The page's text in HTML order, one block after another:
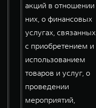
акций в отношении
них, о финансовых
услугах, связанных
с приобретением и
использованием
товаров и услуг, о
проведении
мероприятий,